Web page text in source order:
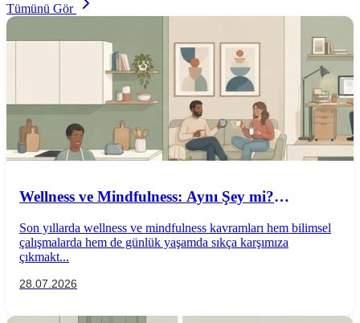
Tümünü Gör
Wellness ve Mindfulness: Aynı Şey mi?
Son yıllarda wellness ve mindfulness kavramları hem bilimsel
çalışmalarda hem de günlük yaşamda sıkça karşımıza
çıkmakt...
28.07.2026